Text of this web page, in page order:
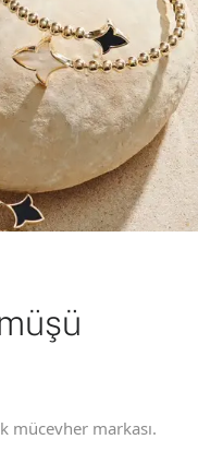
mücevher markası.